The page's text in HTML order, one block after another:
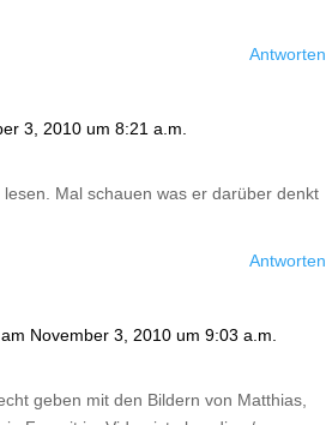
Antworten
3, 2010 um 8:21 a.m.
lesen. Mal schauen was er darüber denkt
Antworten
am November 3, 2010 um 9:03 a.m.
geben mit den Bildern von Matthias,